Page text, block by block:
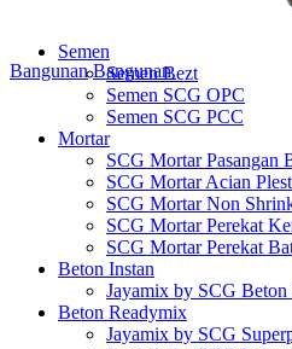
Bangunan Bangunan
Semen
Semen Bezt
Semen SCG OPC
Semen SCG PCC
Mortar
SCG Mortar Pasangan
SCG Mortar Acian
SCG Mortar Non
SCG Mortar Perekat
SCG Mortar Perekat
Beton Instan
Jayamix by SCG Beton
Beton Readymix
Jayamix by SCG